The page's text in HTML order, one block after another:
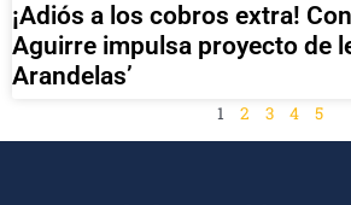
¡Adiós a los cobros extra!
Aguirre impulsa proyecto de
Arandelas’
1 2 3 4 5